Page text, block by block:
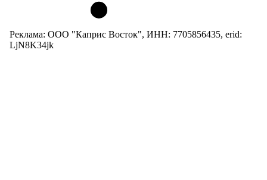
Реклама: ООО "Каприс Восток", ИНН: 7705856435, erid:
LjN8K34jk